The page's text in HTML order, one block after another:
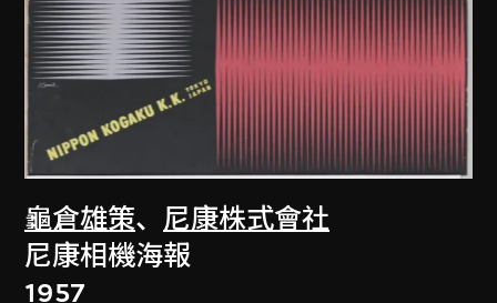
龜倉雄策、 尼康株式會社
尼康相機海報
1957